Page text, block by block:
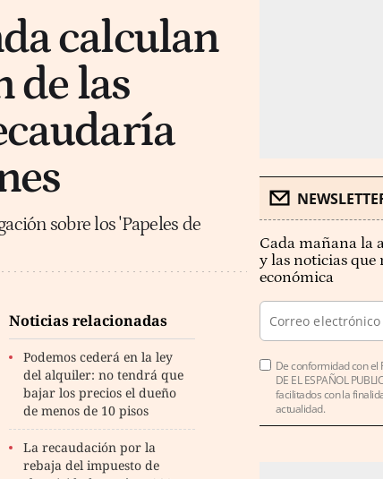
calculan
de las
sobre los 'Papeles de
Noticias relacionadas
Podemos cederá en la ley
del alquiler: no tendrá que
bajar los precios el dueño
de menos de 10 pisos
La recaudación por la
rebaja del impuesto de
Cada mañana la
y las noticias que
económica
De conformidad con el
DE EL ESPAÑOL
facilitados con la
actualidad.